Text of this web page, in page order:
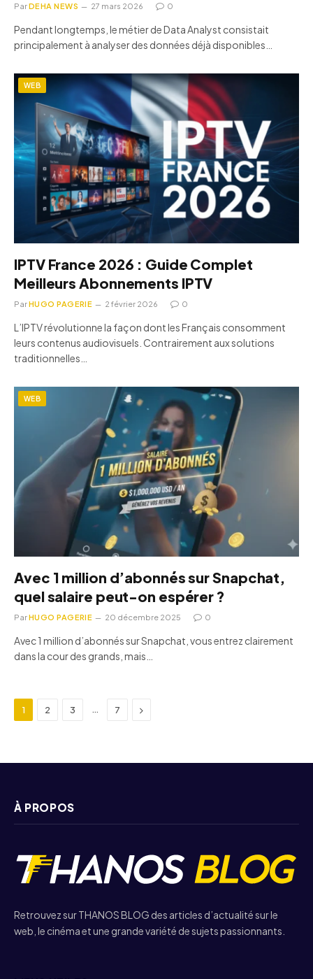
ParDEHA NEWS 27 mars 2026 0
Pendant longtemps, le métier de Data Analyst consistait
principalement à analyser des données déjà disponibles…
WEB
IPTV France 2026 : Guide Complet
Meilleurs Abonnements IPTV
ParHUGO PAGERIE 2 février 2026 0
L’IPTV révolutionne la façon dont les Français consomment
leurs contenus audiovisuels. Contrairement aux solutions
traditionnelles…
WEB
Avec 1 million d’abonnés sur Snapchat,
quel salaire peut-on espérer ?
ParHUGO PAGERIE 20 décembre 2025 0
Avec 1 million d’abonnés sur Snapchat, vous entrez clairement
dans la cour des grands, mais…
1 2 3 … 7 Next
À PROPOS
Retrouvez sur THANOS BLOG des articles d’actualité sur le
web, le cinéma et une grande variété de sujets passionnants.